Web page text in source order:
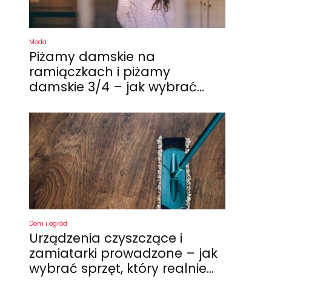
Moda
Piżamy damskie na
ramiączkach i piżamy
damskie 3/4 – jak wybrać...
Dom i ogród
Urządzenia czyszczące i
zamiatarki prowadzone – jak
wybrać sprzęt, który realnie...